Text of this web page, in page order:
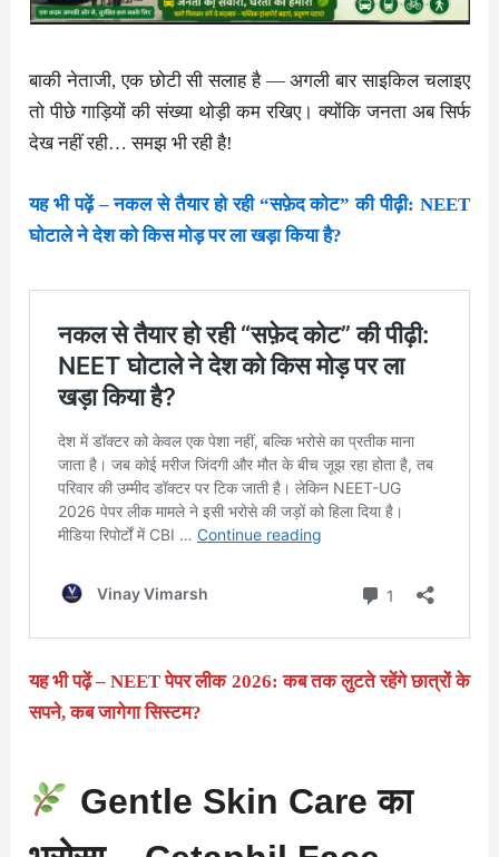
बाकी नेताजी, एक छोटी सी सलाह है — अगली बार साइकिल चलाइए
तो पीछे गाड़ियों की संख्या थोड़ी कम रखिए। क्योंकि जनता अब सिर्फ
देख नहीं रही… समझ भी रही है!
यह भी पढ़ें – नकल से तैयार हो रही “सफ़ेद कोट” की पीढ़ी: NEET
घोटाले ने देश को किस मोड़ पर ला खड़ा किया है?
यह भी पढ़ें – NEET पेपर लीक 2026: कब तक लुटते रहेंगे छात्रों के
सपने, कब जागेगा सिस्टम?
Gentle Skin Care का